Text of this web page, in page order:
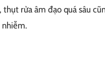
thụt rửa âm đạo quá sâu
nhiễm.